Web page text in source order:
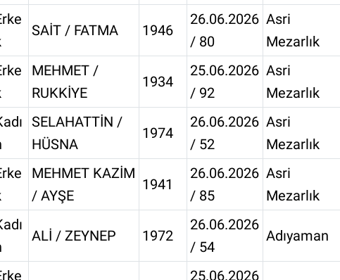
SAİT / FATMA 1946
26.06.2026
/ 80
Asri
Mezarlık
MEHMET /
RUKKİYE
1934
25.06.2026
/ 92
Asri
Mezarlık
SELAHATTİN /
HÜSNA
1974
26.06.2026
/ 52
Asri
Mezarlık
MEHMET KAZİM
/ AYŞE
1941
26.06.2026
/ 85
Asri
Mezarlık
ALİ / ZEYNEP 1972
26.06.2026
/ 54
Adıyaman
25.06.2026